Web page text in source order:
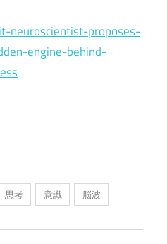
neuroscientist-proposes-
engine-behind-
思考 意識 脳波